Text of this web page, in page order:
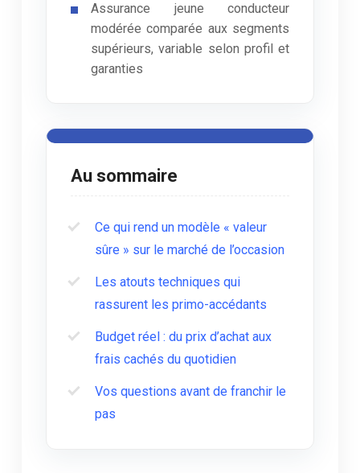
Assurance jeune conducteur
modérée comparée aux segments
supérieurs, variable selon profil et
garanties
Au sommaire
Ce qui rend un modèle « valeur
sûre » sur le marché de l’occasion
Les atouts techniques qui
rassurent les primo-accédants
Budget réel : du prix d’achat aux
frais cachés du quotidien
Vos questions avant de franchir le
pas